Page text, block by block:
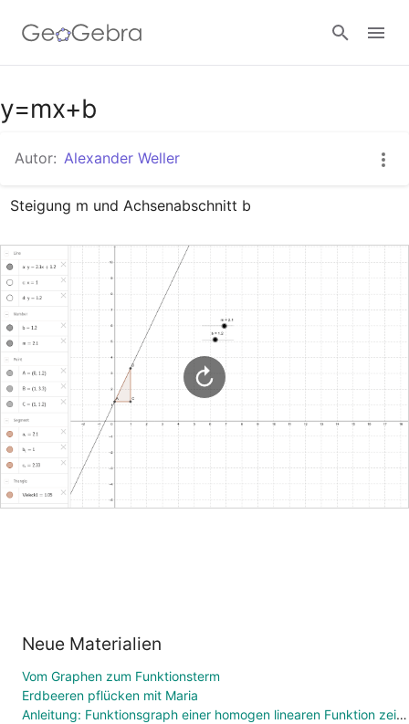
Google Classroom
GeoGebra Classroom
y=mx+b
Autor: Alexander Weller
Steigung m und Achsenabschnitt b
Neue Materialien
Vom Graphen zum Funktionsterm
Erdbeeren pflücken mit Maria
Anleitung: Funktionsgraph einer homogen linearen Funktion zeichnen